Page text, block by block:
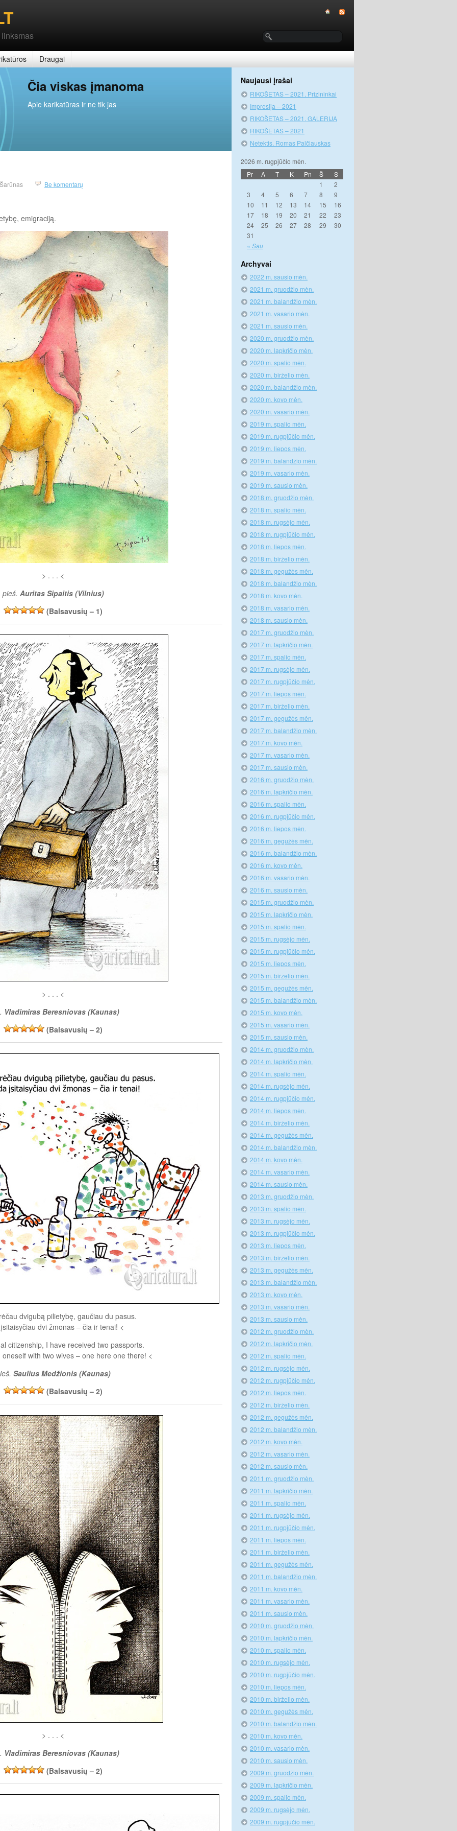
Draugai
Čia viskas įmanoma
Apie karikatūras ir ne tik jas
Šarūnas Be komentarų
emigraciją.
> . . . <
pieš. Auritas Sipaitis (Vilnius)
(Balsavusių – 1)
> . . . <
Vladimiras Beresniovas (Kaunas)
(Balsavusių – 2)
dvigubą pilietybę, gaučiau du pasus.
dvi žmonas – čia ir tenai! <
citizenship, I have received two passports.
with two wives – one here one there! <
Saulius Medžionis (Kaunas)
(Balsavusių – 2)
> . . . <
Vladimiras Beresniovas (Kaunas)
(Balsavusių – 2)
Naujausi įrašai
RIKOŠETAS – 2021. Prizininkai
Impresija – 2021
RIKOŠETAS – 2021. GALERIJA
RIKOŠETAS – 2021
Netektis. Romas Palčiauskas
2026 m. rugpjūčio mėn.
Pr
A T K Pn Š S
« Sau
1
2
3
4 5 6 7 8
9
10
11 12 13 14 15
16
17
18 19 20 21 22
23
24
25 26 27 28 29
30
31
Archyvai
2022 m. sausio mėn.
2021 m. gruodžio mėn.
2021 m. balandžio mėn.
2021 m. vasario mėn.
2021 m. sausio mėn.
2020 m. gruodžio mėn.
2020 m. lapkričio mėn.
2020 m. spalio mėn.
2020 m. birželio mėn.
2020 m. balandžio mėn.
2020 m. kovo mėn.
2020 m. vasario mėn.
2019 m. spalio mėn.
2019 m. rugpjūčio mėn.
2019 m. liepos mėn.
2019 m. balandžio mėn.
2019 m. vasario mėn.
2019 m. sausio mėn.
2018 m. gruodžio mėn.
2018 m. spalio mėn.
2018 m. rugsėjo mėn.
2018 m. rugpjūčio mėn.
2018 m. liepos mėn.
2018 m. birželio mėn.
2018 m. gegužės mėn.
2018 m. balandžio mėn.
2018 m. kovo mėn.
2018 m. vasario mėn.
2018 m. sausio mėn.
2017 m. gruodžio mėn.
2017 m. lapkričio mėn.
2017 m. spalio mėn.
2017 m. rugsėjo mėn.
2017 m. rugpjūčio mėn.
2017 m. liepos mėn.
2017 m. birželio mėn.
2017 m. gegužės mėn.
2017 m. balandžio mėn.
2017 m. kovo mėn.
2017 m. vasario mėn.
2017 m. sausio mėn.
2016 m. gruodžio mėn.
2016 m. lapkričio mėn.
2016 m. spalio mėn.
2016 m. rugpjūčio mėn.
2016 m. liepos mėn.
2016 m. gegužės mėn.
2016 m. balandžio mėn.
2016 m. kovo mėn.
2016 m. vasario mėn.
2016 m. sausio mėn.
2015 m. gruodžio mėn.
2015 m. lapkričio mėn.
2015 m. spalio mėn.
2015 m. rugsėjo mėn.
2015 m. rugpjūčio mėn.
2015 m. liepos mėn.
2015 m. birželio mėn.
2015 m. gegužės mėn.
2015 m. balandžio mėn.
2015 m. kovo mėn.
2015 m. vasario mėn.
2015 m. sausio mėn.
2014 m. gruodžio mėn.
2014 m. lapkričio mėn.
2014 m. spalio mėn.
2014 m. rugsėjo mėn.
2014 m. rugpjūčio mėn.
2014 m. liepos mėn.
2014 m. birželio mėn.
2014 m. gegužės mėn.
2014 m. balandžio mėn.
2014 m. kovo mėn.
2014 m. vasario mėn.
2014 m. sausio mėn.
2013 m. gruodžio mėn.
2013 m. spalio mėn.
2013 m. rugsėjo mėn.
2013 m. rugpjūčio mėn.
2013 m. liepos mėn.
2013 m. birželio mėn.
2013 m. gegužės mėn.
2013 m. balandžio mėn.
2013 m. kovo mėn.
2013 m. vasario mėn.
2013 m. sausio mėn.
2012 m. gruodžio mėn.
2012 m. lapkričio mėn.
2012 m. spalio mėn.
2012 m. rugsėjo mėn.
2012 m. rugpjūčio mėn.
2012 m. liepos mėn.
2012 m. birželio mėn.
2012 m. gegužės mėn.
2012 m. balandžio mėn.
2012 m. kovo mėn.
2012 m. vasario mėn.
2012 m. sausio mėn.
2011 m. gruodžio mėn.
2011 m. lapkričio mėn.
2011 m. spalio mėn.
2011 m. rugsėjo mėn.
2011 m. rugpjūčio mėn.
2011 m. liepos mėn.
2011 m. birželio mėn.
2011 m. gegužės mėn.
2011 m. balandžio mėn.
2011 m. kovo mėn.
2011 m. vasario mėn.
2011 m. sausio mėn.
2010 m. gruodžio mėn.
2010 m. lapkričio mėn.
2010 m. spalio mėn.
2010 m. rugsėjo mėn.
2010 m. rugpjūčio mėn.
2010 m. liepos mėn.
2010 m. birželio mėn.
2010 m. gegužės mėn.
2010 m. balandžio mėn.
2010 m. kovo mėn.
2010 m. vasario mėn.
2010 m. sausio mėn.
2009 m. gruodžio mėn.
2009 m. lapkričio mėn.
2009 m. spalio mėn.
2009 m. rugsėjo mėn.
2009 m. rugpjūčio mėn.